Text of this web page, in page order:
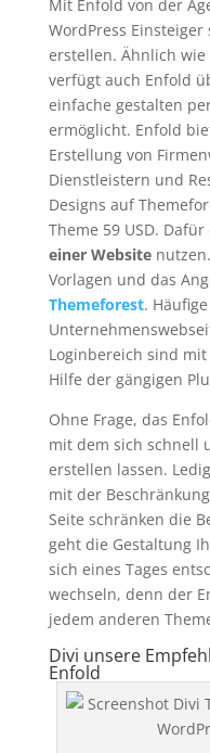
Mit Enfold von der
WordPress
erstellen. Ähnlich
verfügt auch Enfold
einfache gestalten
ermöglicht. Enfold
Erstellung von
Dienstleistern und
Designs auf
Theme 59 USD.
einer Websitenutzen.
Vorlagen und das
Themeforest.
Loginbereich sind
Hilfe der gängigen
Ohne Frage, das
mit dem sich schnell
erstellen lassen.
mit der
Seite schränken die
geht die Gestaltung
sich eines Tages
wechseln, denn der
jedem anderen
Divi unsere
Enfold